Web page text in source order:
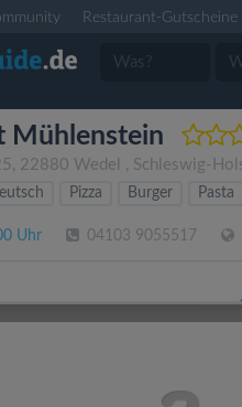
Restaurant-Gutscheine
Mühlenstein
, 22880 Wedel , Schleswig-
Pizza Burger Pasta
Uhr 04103 9055517